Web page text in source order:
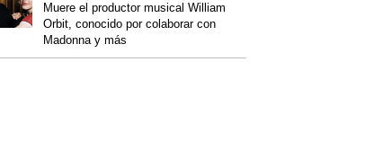
Muere el productor musical William
Orbit, conocido por colaborar con
Madonna y más